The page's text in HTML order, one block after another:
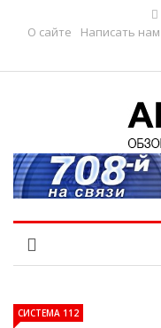
О сайте
Написать нам
СИСТЕМА 112